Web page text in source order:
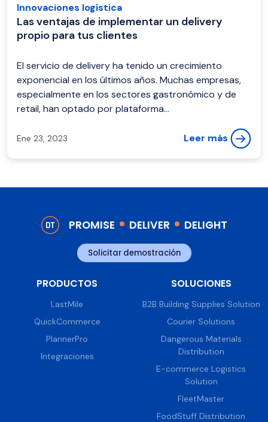
Innovaciones logística
Las ventajas de implementar un delivery
propio para tus clientes
El servicio de delivery ha tenido un crecimiento
exponencial en los últimos años. Muchas empresas,
especialmente en los sectores gastronómico y de
retail, han optado por plataforma...
Ene 23, 2023 Leer más
PROMISE DELIVER DELIGHT
Solicitar demostración
PRODUCTOS
LastMile
QuickCommerce
PlannerPro
Integraciones
SOLUCIONES
B2B Building Supplies Solution
Courier Solutions
Dangerous Materials
Distribution
E-commerce Logistics
Solution
FleetMaster
FoodStuff Distribution